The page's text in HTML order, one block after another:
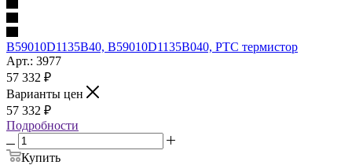
B59010D1135B40, B59010D1135B040, PTC термистор
Арт.: 3977
57 332 ₽
Варианты цен
57 332 ₽
Подробности
Купить